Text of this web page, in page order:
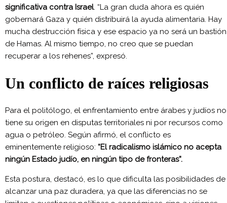
significativa contra Israel. “La gran duda ahora es quién
gobernará Gaza y quién distribuirá la ayuda alimentaria. Hay
mucha destrucción física y ese espacio ya no será un bastión
de Hamas. Al mismo tiempo, no creo que se puedan
recuperar a los rehenes”, expresó.
Un conflicto de raíces religiosas
Para el politólogo, el enfrentamiento entre árabes y judíos no
tiene su origen en disputas territoriales ni por recursos como
agua o petróleo. Según afirmó, el conflicto es
eminentemente religioso: “El radicalismo islámico no acepta
ningún Estado judío, en ningún tipo de fronteras”.
Esta postura, destacó, es lo que dificulta las posibilidades de
alcanzar una paz duradera, ya que las diferencias no se